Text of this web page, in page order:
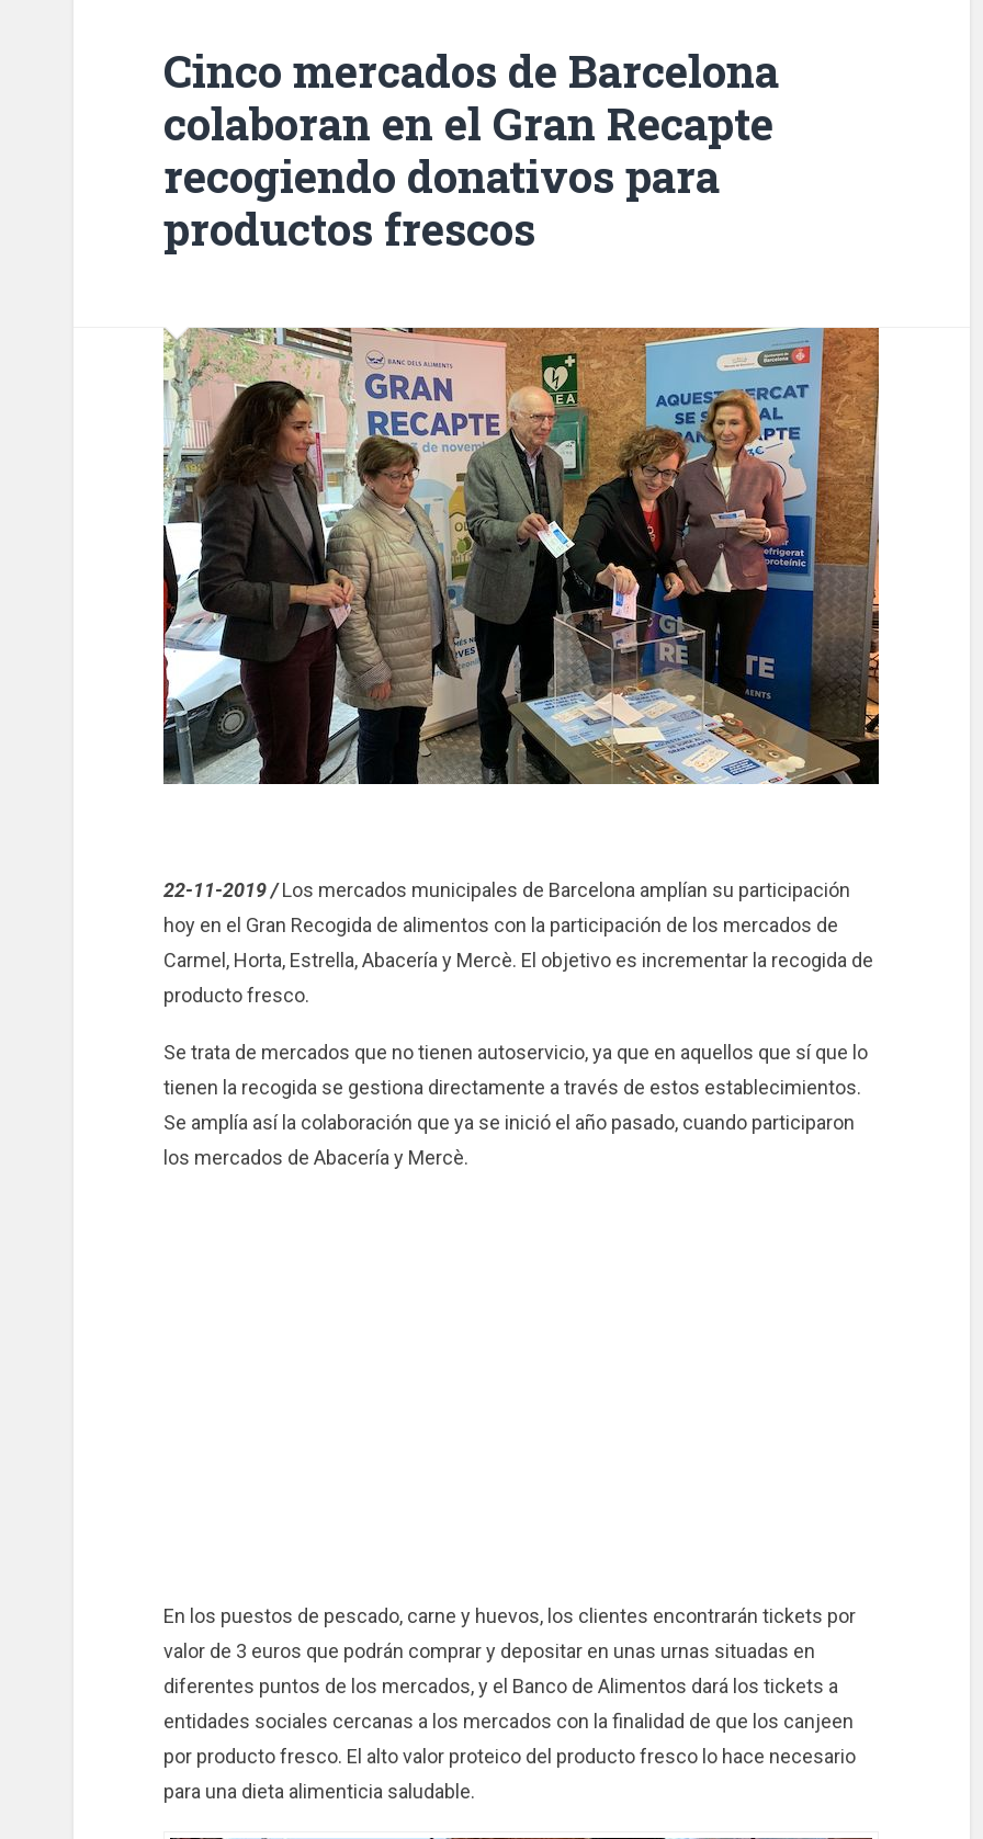
Cinco mercados de Barcelona
colaboran en el Gran Recapte
recogiendo donativos para
productos frescos
22-11-2019 /Los mercados municipales de Barcelona amplían su participación
hoy en el Gran Recogida de alimentos con la participación de los mercados de
Carmel, Horta, Estrella, Abacería y Mercè. El objetivo es incrementar la recogida de
producto fresco.
Se trata de mercados que no tienen autoservicio, ya que en aquellos que sí que lo
tienen la recogida se gestiona directamente a través de estos establecimientos.
Se amplía así la colaboración que ya se inició el año pasado, cuando participaron
los mercados de Abacería y Mercè.
En los puestos de pescado, carne y huevos, los clientes encontrarán tickets por
valor de 3 euros que podrán comprar y depositar en unas urnas situadas en
diferentes puntos de los mercados, y el Banco de Alimentos dará los tickets a
entidades sociales cercanas a los mercados con la finalidad de que los canjeen
por producto fresco. El alto valor proteico del producto fresco lo hace necesario
para una dieta alimenticia saludable.